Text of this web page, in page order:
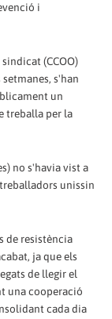
i
(CCOO)
s'han
un
treballa per la
no s'havia vist a
unissin
de resistència
ja que els
de llegir el
una cooperació
cada dia